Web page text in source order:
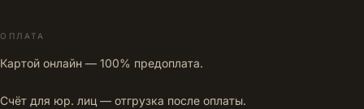
ОПЛАТА
Картой онлайн — 100% предоплата.
Счёт для юр. лиц — отгрузка после оплаты.